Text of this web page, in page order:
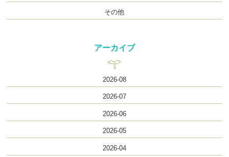
その他
アーカイブ
2026-08
2026-07
2026-06
2026-05
2026-04